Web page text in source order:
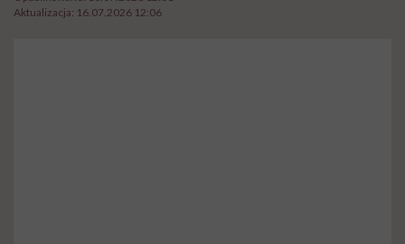
Aktualizacja: 16.07.2026 12:06